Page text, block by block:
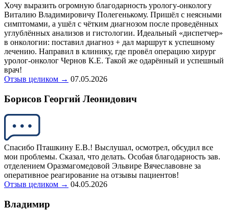
Хочу выразить огромную благодарность урологу-онкологу
Виталию Владимировичу Полегенькому. Пришёл с неясными
симптомами, а ушёл с чётким диагнозом после проведённых
углублённых анализов и гистологии. Идеальный «диспетчер»
в онкологии: поставил диагноз + дал маршрут к успешному
лечению. Направил в клинику, где провёл операцию хирург
уролог-онколог Чернов К.Е. Такой же одарённый и успешный
врач!
Отзыв целиком → 07.05.2026
Борисов Георгий Леонидович
Спасибо Пташкину Е.В.! Выслушал, осмотрел, обсудил все
мои проблемы. Сказал, что делать. Особая благодарность зав.
отделением Оразмагомедовой Эльвире Вячеславовне за
оперативное реагирование на отзывы пациентов!
Отзыв целиком → 04.05.2026
Владимир